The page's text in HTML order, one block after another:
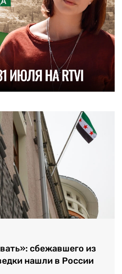
сбежавшего из
нашли в России